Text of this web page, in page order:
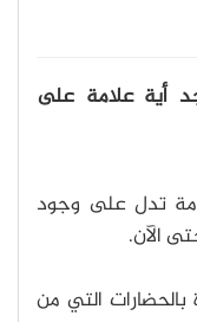
أية علامة على
تدل على وجود
الآن.
التي من